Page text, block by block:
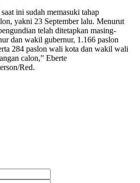
ini sudah memasuki tahap
yakni 23 September lalu. Menurut
telah ditetapkan masing-
dan wakil gubernur, 1.166 paslon
284 paslon wali kota dan wakil wali
calon,” Eberte
Red.